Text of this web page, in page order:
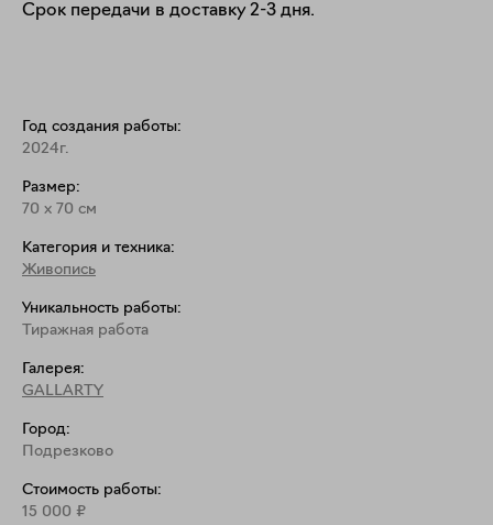
Срок передачи в доставку 2-3 дня.
Год создания работы:
2024г.
Размер:
70 x 70 см
Категория и техника:
Живопись
Уникальность работы:
Тиражная работа
Галерея:
GALLARTY
Город:
Подрезково
Стоимость работы:
15 000 ₽